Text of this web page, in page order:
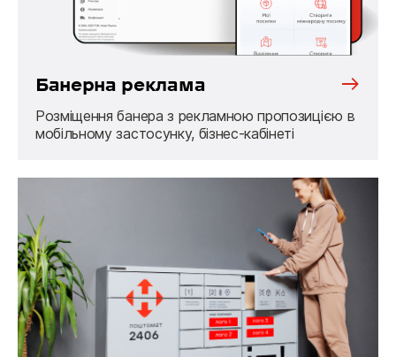
Банерна реклама
Розміщення банера з рекламною пропозицією в
мобільному застосунку, бізнес-кабінеті